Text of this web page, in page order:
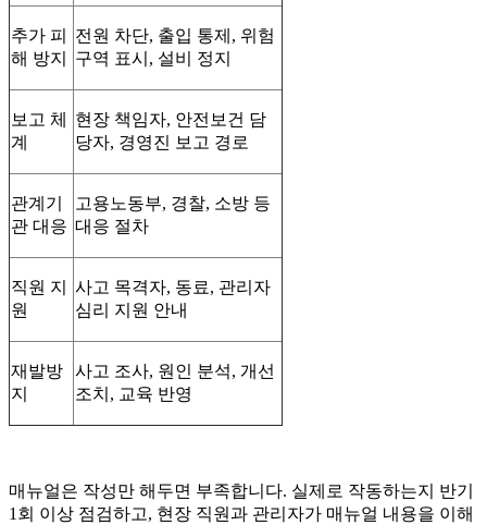
추가 피
해 방지
전원 차단, 출입 통제, 위험
구역 표시, 설비 정지
보고 체
계
현장 책임자, 안전보건 담
당자, 경영진 보고 경로
관계기
관 대응
고용노동부, 경찰, 소방 등
대응 절차
직원 지
원
사고 목격자, 동료, 관리자
심리 지원 안내
재발방
지
사고 조사, 원인 분석, 개선
조치, 교육 반영
매뉴얼은 작성만 해두면 부족합니다. 실제로 작동하는지 반기
1회 이상 점검하고, 현장 직원과 관리자가 매뉴얼 내용을 이해